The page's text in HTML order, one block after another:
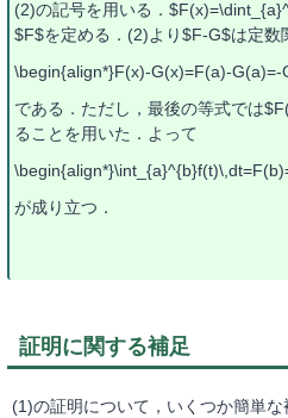
(2)の記号を用いる．
$F$を定める．(2)より$F-G$は定数
\begin{align*}F(x)-G(x)=F(a)-G(a)=-
である．ただし，最後の等式では
ることを用いた．よって
が成り立つ．
証明に関する補足
(1)の証明について，いくつか簡単な